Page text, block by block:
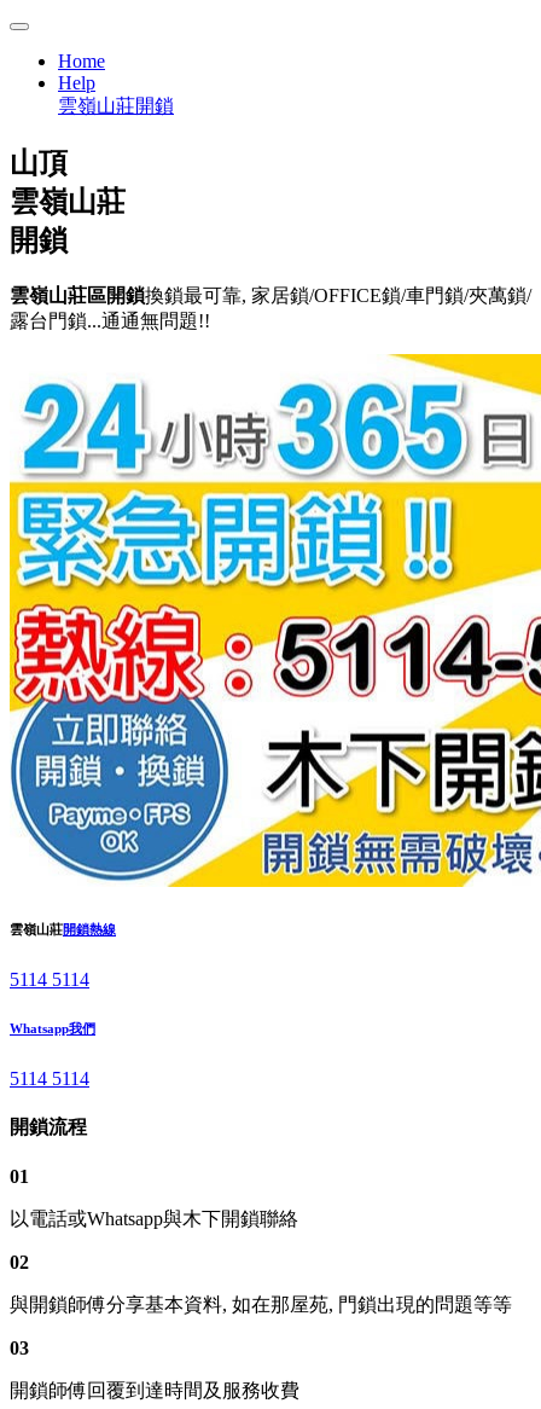
Home
Help
雲嶺山莊開鎖
山頂
雲嶺山莊
開鎖
雲嶺山莊區開鎖換鎖最可靠, 家居鎖/OFFICE鎖/車門鎖/夾萬鎖/
露台門鎖...通通無問題!!
雲嶺山莊開鎖熱線
5114 5114
Whatsapp我們
5114 5114
開鎖流程
01
以電話或Whatsapp與木下開鎖聯絡
02
與開鎖師傅分享基本資料, 如在那屋苑, 門鎖出現的問題等等
03
開鎖師傅回覆到達時間及服務收費